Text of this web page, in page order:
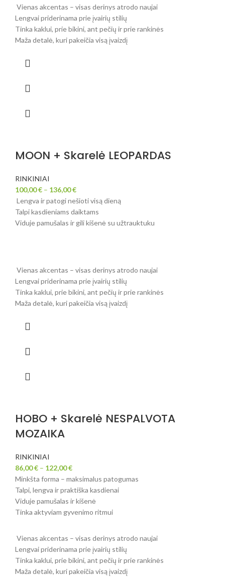
Vienas akcentas – visas derinys atrodo naujai
Lengvai priderinama prie įvairių stilių
Tinka kaklui, prie bikini, ant pečių ir prie rankinės
Maža detalė, kuri pakeičia visą įvaizdį
MOON + Skarelė LEOPARDAS
RINKINIAI
100,00€ – 136,00€
Lengva ir patogi nešioti visą dieną
Talpi kasdieniams daiktams
Viduje pamušalas ir gili kišenė su užtrauktuku
Vienas akcentas – visas derinys atrodo naujai
Lengvai priderinama prie įvairių stilių
Tinka kaklui, prie bikini, ant pečių ir prie rankinės
Maža detalė, kuri pakeičia visą įvaizdį
HOBO + Skarelė NESPALVOTA
MOZAIKA
RINKINIAI
86,00€ – 122,00€
Minkšta forma – maksimalus patogumas
Talpi, lengva ir praktiška kasdienai
Viduje pamušalas ir kišenė
Tinka aktyviam gyvenimo ritmui
Vienas akcentas – visas derinys atrodo naujai
Lengvai priderinama prie įvairių stilių
Tinka kaklui, prie bikini, ant pečių ir prie rankinės
Maža detalė, kuri pakeičia visą įvaizdį